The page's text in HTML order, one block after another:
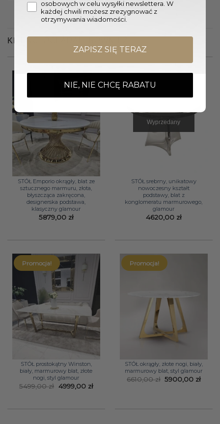
KLIENCI OGLĄDALI RÓWNIEŻ
STÓŁ Emporio okrągły, blat ze
sztucznego marmuru, złota,
błyszcząca zakręcona,
designerska podstawa,
klasyczny glamour
5879,00 zł
Wyprzedany
STÓŁ srebrny, unikatowy
nowoczesny kształt
podstawy, blat z
konglomeratu marmurowego,
glamour
4620,00 zł
Promocja!
STÓŁ prostokątny Winston,
biały, marmurowy blat, złote
nogi, styl glamour
5499,00zł Pierwotna
4999,00 złAktualna
Promocja!
STÓŁ okrągły, złote nogi, biały,
marmurowy blat, styl glamour
6610,00zł Pierwotna
5900,00 zł
osobowych w celu wysyłki newslettera. W
każdej chwili możesz zrezygnować z
otrzymywania wiadomości.
ZAPISZ SIĘ TERAZ
NIE, NIE CHCĘ RABATU